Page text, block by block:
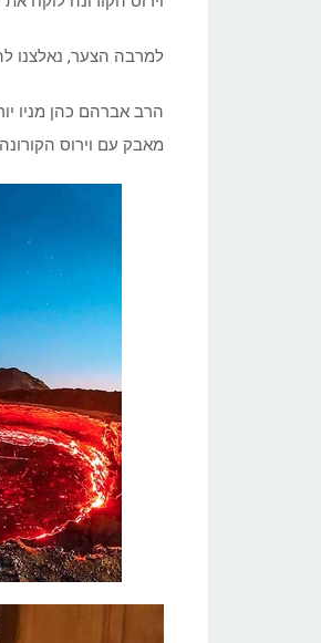
למרבה הצער, נאלצנו
הרב אברהם כהן מניו
מאבק עם וירוס הקורונה. בין